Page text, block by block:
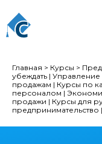
Главная > Курсы >
убеждать |
продажам | Курсы по
персоналом |
продажи | Курсы для
предпринимательство |